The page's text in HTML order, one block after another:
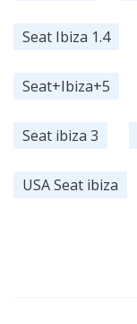
Seat Ibiza 1.4
Seat+Ibiza+5
Seat ibiza 3
USA Seat ibiza